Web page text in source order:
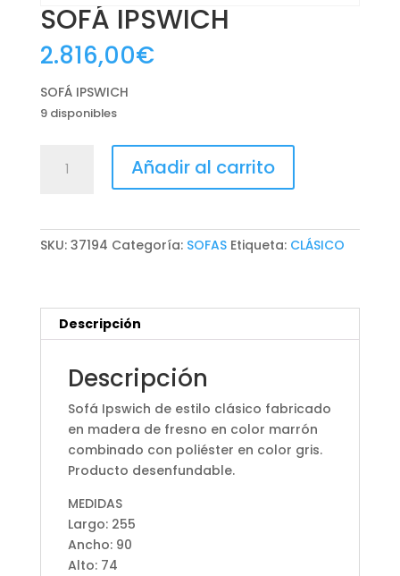
SOFÁ IPSWICH
2.816,00€
SOFÁ IPSWICH
9 disponibles
IPSWICH
Añadir al carrito
SKU: 37194 Categoría: SOFAS Etiqueta: CLÁSICO
Descripción
Descripción
Sofá Ipswich de estilo clásico fabricado
en madera de fresno en color marrón
combinado con poliéster en color gris.
Producto desenfundable.
MEDIDAS
Largo: 255
Ancho: 90
Alto: 74